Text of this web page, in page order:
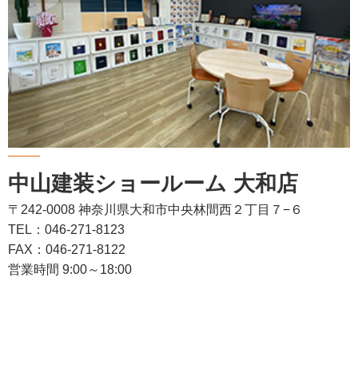
中山建装ショールーム 大和店
〒242-0008 神奈川県大和市中央林間西２丁目７−６
TEL：046-271-8123
FAX：046-271-8122
営業時間 9:00～18:00